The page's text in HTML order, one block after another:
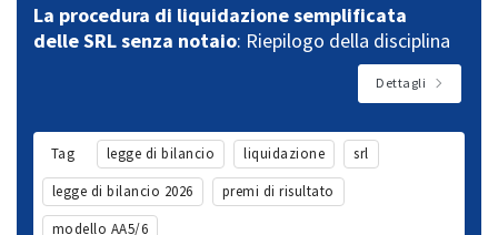
La procedura di liquidazione semplificata
delle SRL senza notaio: Riepilogo della disciplina
Dettagli
Tag legge di bilancio liquidazione
srl
legge di bilancio 2026
premi di risultato
modello AA5/6